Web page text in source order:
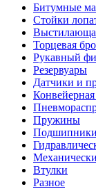
Битумные
Стойки
Торцевая
Рукавный
Резервуары
Датчики и
Конвейерная
Пружины
Подшипники
Втулки
Разное